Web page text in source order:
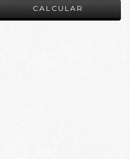
CALCULAR